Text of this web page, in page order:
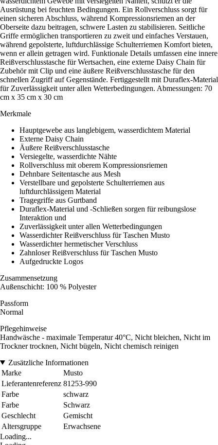
Ausrüstung bei feuchten Bedingungen. Ein Rollverschluss sorgt für
einen sicheren Abschluss, während Kompressionsriemen an der
Oberseite dazu beitragen, schwere Lasten zu stabilisieren. Seitliche
Griffe ermöglichen transportieren zu zweit und einfaches Verstauen,
während gepolsterte, luftdurchlässige Schulterriemen Komfort bieten,
wenn er allein getragen wird. Funktionale Details umfassen eine innere
Reißverschlusstasche für Wertsachen, eine externe Daisy Chain für
Zubehör mit Clip und eine äußere Reißverschlusstasche für den
schnellen Zugriff auf Gegenstände. Fertiggestellt mit Duraflex-Material
für Zuverlässigkeit unter allen Wetterbedingungen. Abmessungen: 70
cm x 35 cm x 30 cm
Merkmale
Hauptgewebe aus langlebigem, wasserdichtem Material
Externe Daisy Chain
Äußere Reißverschlusstasche
Versiegelte, wasserdichte Nähte
Rollverschluss mit oberem Kompressionsriemen
Dehnbare Seitentasche aus Mesh
Verstellbare und gepolsterte Schulterriemen aus
luftdurchlässigem Material
Tragegriffe aus Gurtband
Duraflex-Material und -Schließen sorgen für reibungslose
Interaktion und
Zuverlässigkeit unter allen Wetterbedingungen
Wasserdichter Reißverschluss für Taschen Musto
Wasserdichter hermetischer Verschluss
Zahnloser Reißverschluss für Taschen Musto
Aufgedruckte Logos
Zusammensetzung
Außenschicht: 100 % Polyester
Passform
Normal
Pflegehinweise
Handwäsche - maximale Temperatur 40°C, Nicht bleichen, Nicht im
Trockner trocknen, Nicht bügeln, Nicht chemisch reinigen
Zusätzliche Informationen
Marke
Musto
Lieferantenreferenz 81253-990
Farbe
schwarz
Farbe
Schwarz
Geschlecht
Gemischt
Altersgruppe
Erwachsene
Loading...